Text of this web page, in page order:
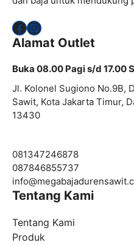
Facebook
Instagram
Alamat Outlet
Buka 08.00 Pagi s/d 17.00
Jl. Kolonel Sugiono No.9B,
Sawit, Kota Jakarta Timur,
13430
081347246878
087846855737
Tentang Kami
Tentang Kami
Produk